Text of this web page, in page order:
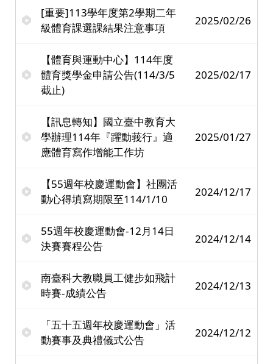
[重要]113學年度第2學期二年
級體育課選課結果注意事項
2025/02/26
【體育與運動中心】114年度
體育獎學金申請公告(114/3/5
截止)
2025/02/17
【訊息轉知】國立臺中教育大
學辦理114年『躍動莪行』適
應體育寫作增能工作坊
2025/01/27
【55週年校慶運動會】社團活
動心得填寫期限至114/1/10
2024/12/17
55週年校慶運動會-12月14日
決賽賽程公告
2024/12/14
南臺科大教職員工健步如飛計
時賽-成績公告
2024/12/13
「五十五週年校慶運動會」活
動賽事及典禮儀式公告
2024/12/12